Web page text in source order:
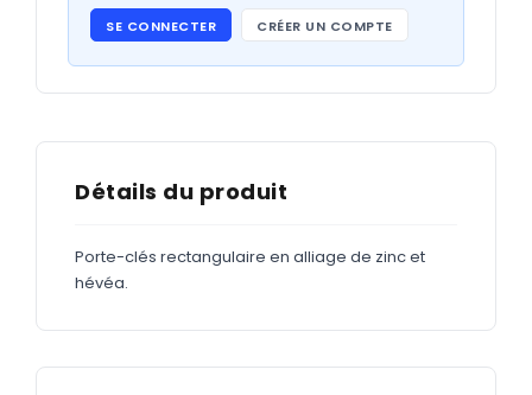
Abribus
ADHÉSIFS
SE CONNECTER CRÉER UN COMPTE
Détails du produit
Porte-clés rectangulaire en alliage de zinc et
hévéa.